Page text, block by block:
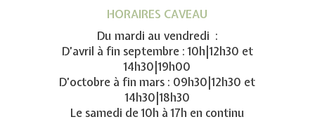
HORAIRES CAVEAU
Du mardi au vendredi :
D’avril à fin septembre : 10h|12h30 et
14h30|19h00
D’octobre à fin mars : 09h30|12h30 et
14h30|18h30
Le samedi de 10h à 17h en continu